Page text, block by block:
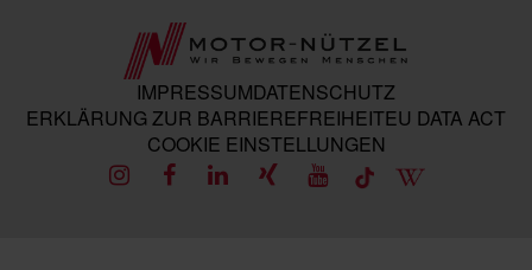
IMPRESSUMDATENSCHUTZ
ERKLÄRUNG ZUR BARRIEREFREIHEITEU DATA ACT
COOKIE EINSTELLUNGEN